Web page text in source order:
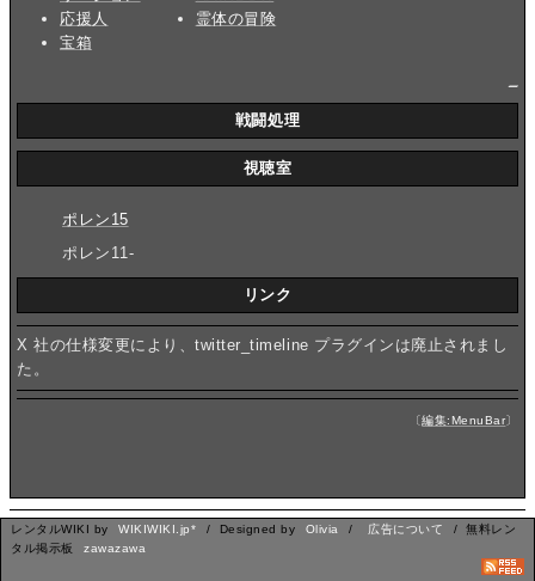
応援人
宝箱
霊体の冒険
戦闘処理
視聴室
ポレン15
ポレン11-
リンク
X 社の仕様変更により、twitter_timeline プラグインは廃止されまし
た。
〔編集:MenuBar〕
レンタルWIKI by WIKIWIKI.jp* / Designed by Olivia / 広告について
/ 無料レン
タル掲示板
zawazawa